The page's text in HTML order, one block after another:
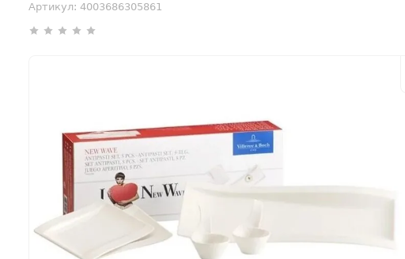
Артикул: 4003686305861